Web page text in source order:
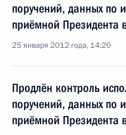
поручений, данных по
приёмной Президента
25 января 2012 года, 14:20
Продлён контроль
поручений, данных по
приёмной Президента